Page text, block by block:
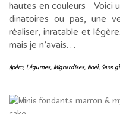
hautes en couleurs Voici
dinatoires ou pas, une
réaliser, inratable et
mais je n’avais…
Apéro, Légumes, Mignardises, Noël, Sans